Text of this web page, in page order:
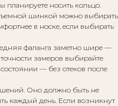
планируете носить кольцо.
шинкой можно выбирать
в носке, если выбирать
фаланга заметно шире —
замеров выбирайте
— без отеков после
Оно должно быть не
каждый день. Если возникнут